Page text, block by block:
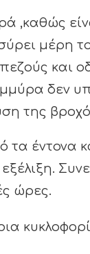
,καθώς
μέρη
και
δεν
της
έντονα
ώρες.